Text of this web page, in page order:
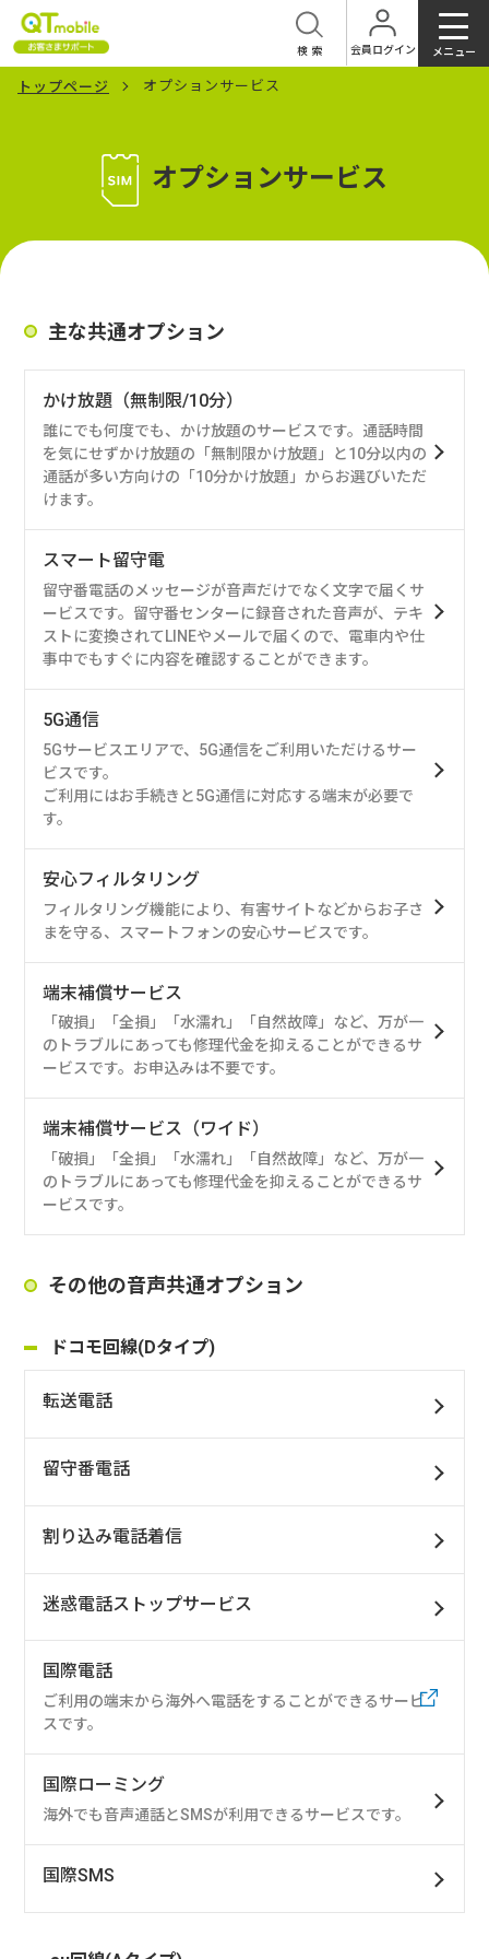
会員ログイン
検索 メニュー
トップページ オプションサービス
オプションサービス
主な共通オプション
かけ放題（無制限/10分）
誰にでも何度でも、かけ放題のサービスです。通話時間
を気にせずかけ放題の「無制限かけ放題」と10分以内の
通話が多い方向けの「10分かけ放題」からお選びいただ
けます。
スマート留守電
留守番電話のメッセージが音声だけでなく文字で届くサ
ービスです。留守番センターに録音された音声が、テキ
ストに変換されてLINEやメールで届くので、電車内や仕
事中でもすぐに内容を確認することができます。
5G通信
5Gサービスエリアで、5G通信をご利用いただけるサー
ビスです。
ご利用にはお手続きと5G通信に対応する端末が必要で
す。
安心フィルタリング
フィルタリング機能により、有害サイトなどからお子さ
まを守る、スマートフォンの安心サービスです。
端末補償サービス
「破損」「全損」「水濡れ」「自然故障」など、万が一
のトラブルにあっても修理代金を抑えることができるサ
ービスです。お申込みは不要です。
端末補償サービス（ワイド）
「破損」「全損」「水濡れ」「自然故障」など、万が一
のトラブルにあっても修理代金を抑えることができるサ
ービスです。
その他の音声共通オプション
ドコモ回線(Dタイプ)
転送電話
留守番電話
割り込み電話着信
迷惑電話ストップサービス
国際電話
ご利用の端末から海外へ電話をすることができるサービ
スです。
国際ローミング
海外でも音声通話とSMSが利用できるサービスです。
国際SMS